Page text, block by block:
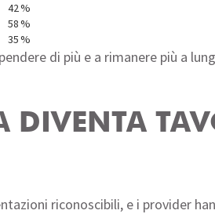
42 %
58 %
35 %
di più e a rimanere più a
riconoscibili, e i provider